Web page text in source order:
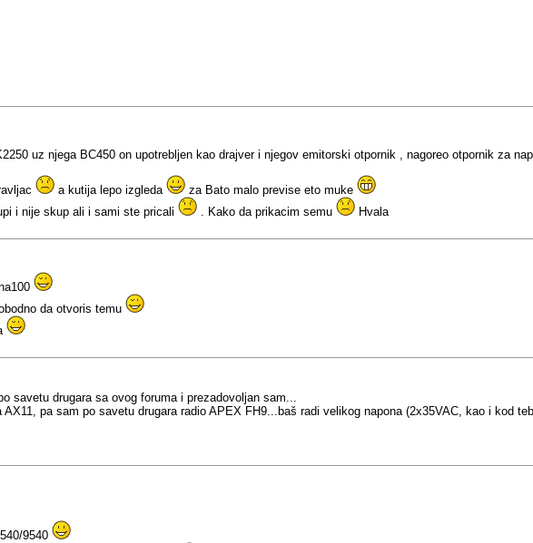
uz njega BC450 on upotrebljen kao drajver i njegov emitorski otpornik , nagoreo otpornik za
a kutija lepo izgleda
za Bato malo previse eto muke
i nije skup ali i sami ste pricali . Kako da prikacim semu Hvala
da otvoris temu
savetu drugara sa ovog foruma i prezadovoljan sam...
pa sam po savetu drugara radio APEX FH9...baš radi velikog napona (2x35VAC, kao i kod
9540